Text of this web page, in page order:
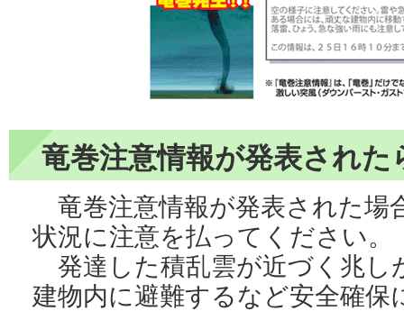
竜巻注意情報が発表され
竜巻注意情報が発表された場
状況に注意を払ってください。
発達した積乱雲が近づく兆し
建物内に避難するなど安全確保